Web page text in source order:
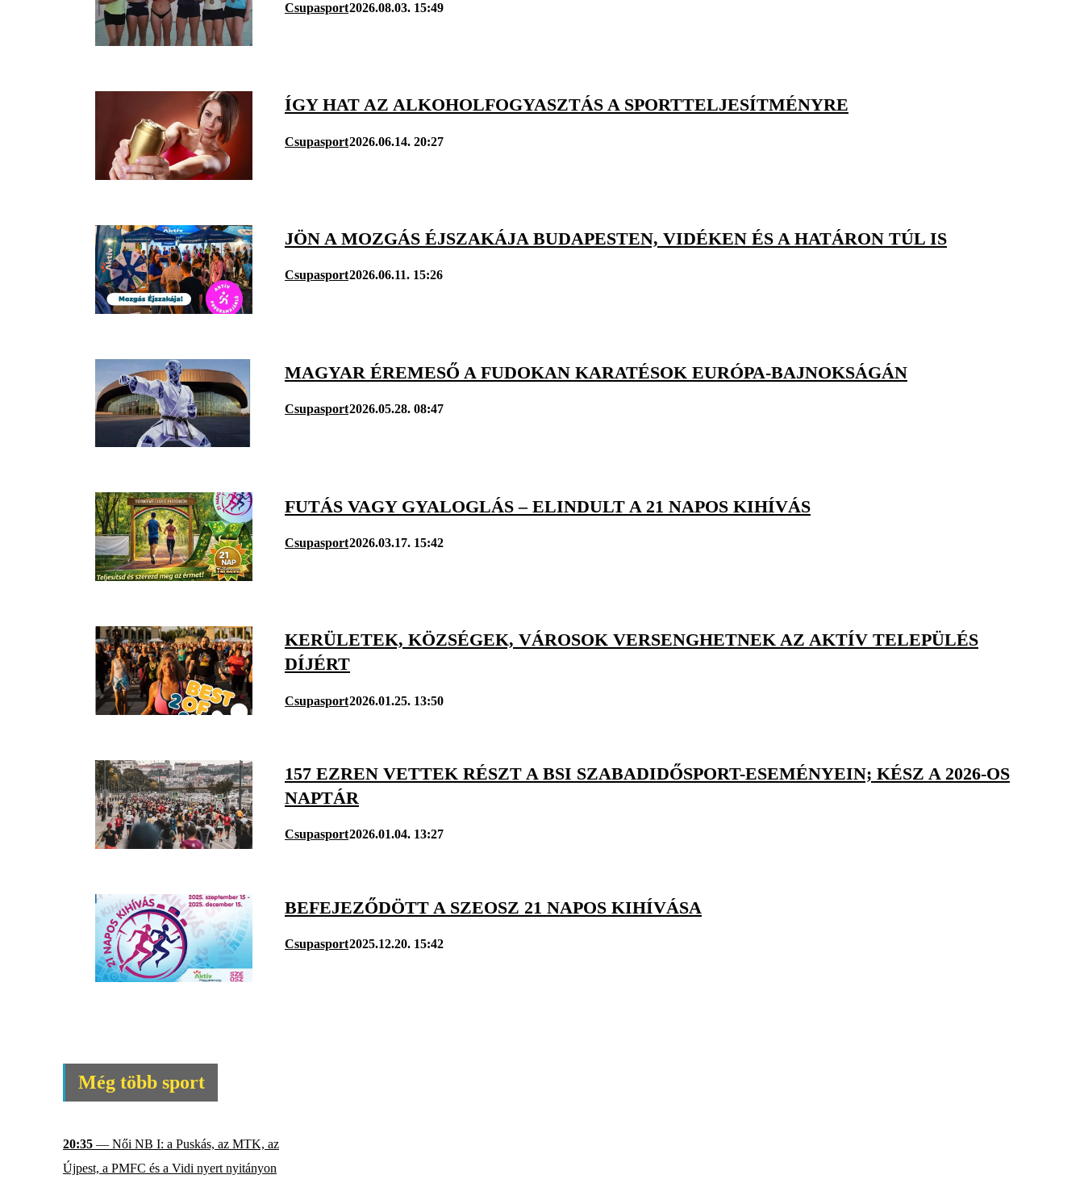
Csupasport2026.08.03. 15:49
ÍGY HAT AZ ALKOHOLFOGYASZTÁS A SPORTTELJESÍTMÉNYRE
Csupasport2026.06.14. 20:27
JÖN A MOZGÁS ÉJSZAKÁJA BUDAPESTEN, VIDÉKEN ÉS A HATÁRON TÚL IS
Csupasport2026.06.11. 15:26
MAGYAR ÉREMESŐ A FUDOKAN KARATÉSOK EURÓPA-BAJNOKSÁGÁN
Csupasport2026.05.28. 08:47
FUTÁS VAGY GYALOGLÁS – ELINDULT A 21 NAPOS KIHÍVÁS
Csupasport2026.03.17. 15:42
KERÜLETEK, KÖZSÉGEK, VÁROSOK VERSENGHETNEK AZ AKTÍV TELEPÜLÉS
DÍJÉRT
Csupasport2026.01.25. 13:50
157 EZREN VETTEK RÉSZT A BSI SZABADIDŐSPORT-ESEMÉNYEIN; KÉSZ A 2026-OS
NAPTÁR
Csupasport2026.01.04. 13:27
BEFEJEZŐDÖTT A SZEOSZ 21 NAPOS KIHÍVÁSA
Csupasport2025.12.20. 15:42
Még több sport
20:35 — Női NB I: a Puskás, az MTK, az
Újpest, a PMFC és a Vidi nyert nyitányon